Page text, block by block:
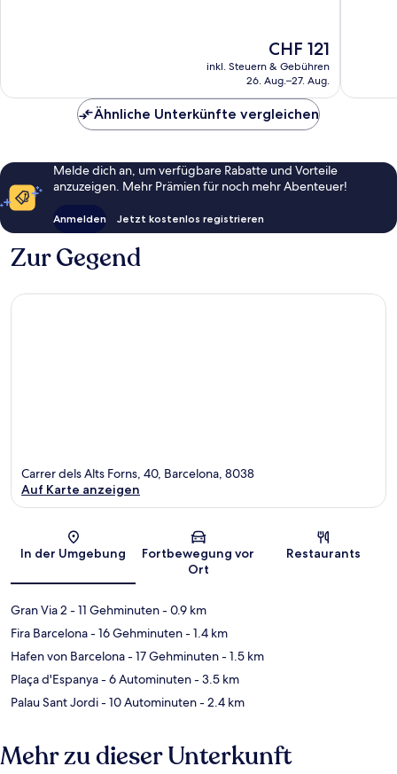
Der
Preis
beträgt
CHF 121
inkl. Steuern & Gebühren
26. Aug.–27. Aug.
Ähnliche Unterkünfte vergleichen
Melde dich an, um verfügbare Rabatte und Vorteile
anzuzeigen. Mehr Prämien für noch mehr Abenteuer!
Anmelden Jetzt kostenlos registrieren
Zur Gegend
Karte
Carrer dels Alts Forns, 40, Barcelona, 8038
Auf Karte anzeigen
In der Umgebung
Fortbewegung vor
Ort
Restaurants
Gran Via 2 - 11 Gehminuten- 0.9 km
Fira Barcelona- 16 Gehminuten- 1.4 km
Hafen von Barcelona- 17 Gehminuten- 1.5 km
Plaça d'Espanya- 6 Autominuten- 3.5 km
Palau Sant Jordi- 10 Autominuten- 2.4 km
Mehr zu dieser Unterkunft